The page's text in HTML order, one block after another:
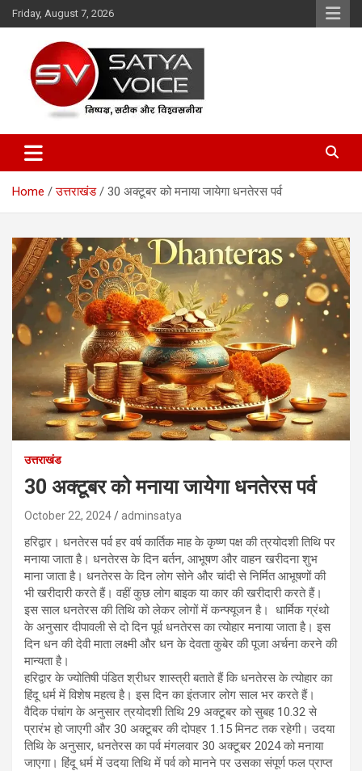
Skip
to
Friday, August 7, 2026
Satya Voice
Home उत्तराखंड 30 अक्टूबर को मनाया जायेगा धनतेरस पर्व
उत्तराखंड
30 अक्टूबर को मनाया जायेगा धनतेरस पर्व
October 22, 2024 adminsatya
हरिद्वार। धनतेरस पर्व हर वर्ष कार्तिक माह के कृष्ण पक्ष की त्रयोदशी तिथि पर
मनाया जाता है। धनतेरस के दिन बर्तन, आभूषण और वाहन खरीदना शुभ
माना जाता है। धनतेरस के दिन लोग सोने और चांदी से निर्मित आभूषणों की
भी खरीदारी करते हैं। वहीं कुछ लोग बाइक या कार की खरीदारी करते हैं।
इस साल धनतेरस की तिथि को लेकर लोगों में कन्फ्यूजन है। धार्मिक ग्रंथो
के अनुसार दीपावली से दो दिन पूर्व धनतेरस का त्योहार मनाया जाता है। इस
दिन धन की देवी माता लक्ष्मी और धन के देवता कुबेर की पूजा अर्चना करने की
मान्यता है।
हरिद्वार के ज्योतिषी पंडित श्रीधर शास्त्री बताते हैं कि धनतेरस के त्योहार का
हिंदू धर्म में विशेष महत्व है। इस दिन का इंतजार लोग साल भर करते हैं।
वैदिक पंचांग के अनुसार त्रयोदशी तिथि 29 अक्टूबर को सुबह 10.32 से
प्रारंभ हो जाएगी और 30 अक्टूबर की दोपहर 1.15 मिनट तक रहेगी। उदया
तिथि के अनुसार, धनतेरस का पर्व मंगलवार 30 अक्टूबर 2024 को मनाया
जाएगा। हिंदू धर्म में उदया तिथि में पर्व को मानने पर उसका संपूर्ण फल प्राप्त